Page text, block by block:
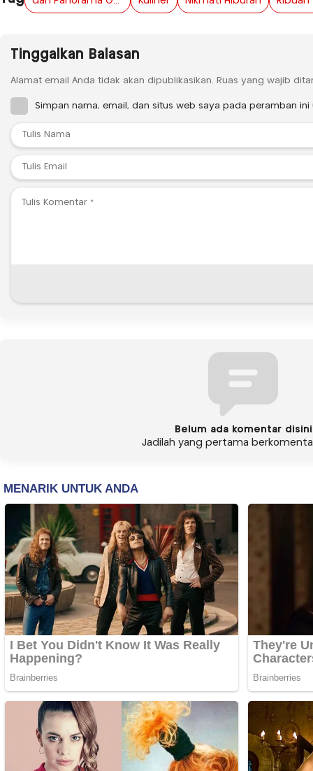
Tinggalkan Balasan
Alamat email Anda tidak akan dipublikasikan. Ruas yang wajib
Simpan nama, email, dan situs web saya pada peramban
Belum ada komentar disini
Jadilah yang pertama